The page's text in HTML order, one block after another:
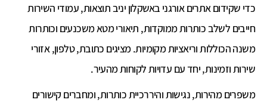
כדי שקידום אתרים אורגני באשקלון יניב תוצאות, עמודי השירות
חייבים לשלב כותרות ממוקדות, תיאורי מטא משכנעים וכותרות
משנה הכוללות וריאציות מקומיות. מציגים כתובת, טלפון, אזורי
שירות וזמינות, יחד עם עדויות לקוחות מהעיר.
משפרים מהירות, נגישות והיררכיית כותרות, ומחברים קישורים